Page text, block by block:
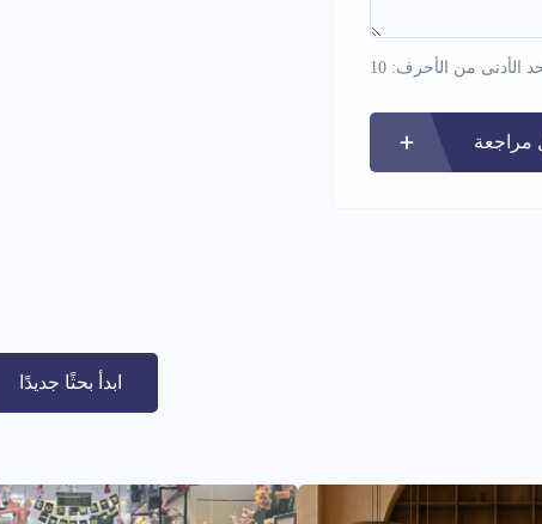
الأدنى من الأحرف: 10
مراجعة
ابدأ بحثًا جديدًا